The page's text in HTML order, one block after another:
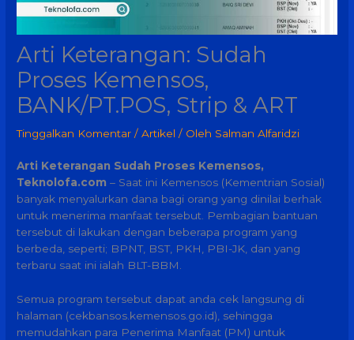
Arti Keterangan: Sudah
Proses Kemensos,
BANK/PT.POS, Strip & ART
Tinggalkan Komentar /Artikel / Oleh Salman Alfaridzi
Arti Keterangan Sudah Proses Kemensos,
Teknolofa.com – Saat ini Kemensos (Kementrian Sosial)
banyak menyalurkan dana bagi orang yang dinilai berhak
untuk menerima manfaat tersebut. Pembagian bantuan
tersebut di lakukan dengan beberapa program yang
berbeda, seperti; BPNT, BST, PKH, PBI-JK, dan yang
terbaru saat ini ialah BLT-BBM.
Semua program tersebut dapat anda cek langsung di
halaman (cekbansos.kemensos.go.id), sehingga
memudahkan para Penerima Manfaat (PM) untuk